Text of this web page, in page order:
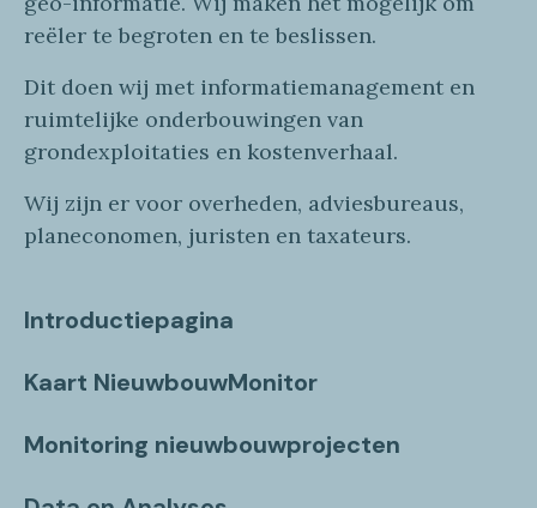
reëler te begroten en te beslissen.
Dit doen wij met informatiemanagement en
ruimtelijke onderbouwingen van
grondexploitaties en kostenverhaal.
Wij zijn er voor overheden, adviesbureaus,
planeconomen, juristen en taxateurs.
Introductiepagina
Kaart NieuwbouwMonitor
Monitoring nieuwbouwprojecten